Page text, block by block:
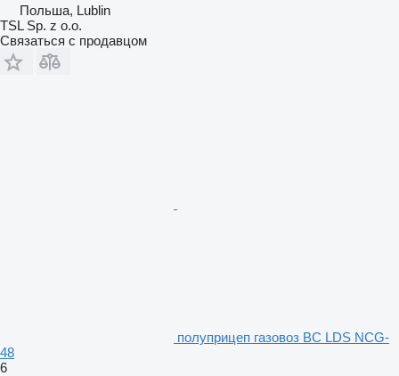
Польша, Lublin
TSL Sp. z o.o.
Связаться с продавцом
полуприцеп газовоз BC LDS NCG-
48
6